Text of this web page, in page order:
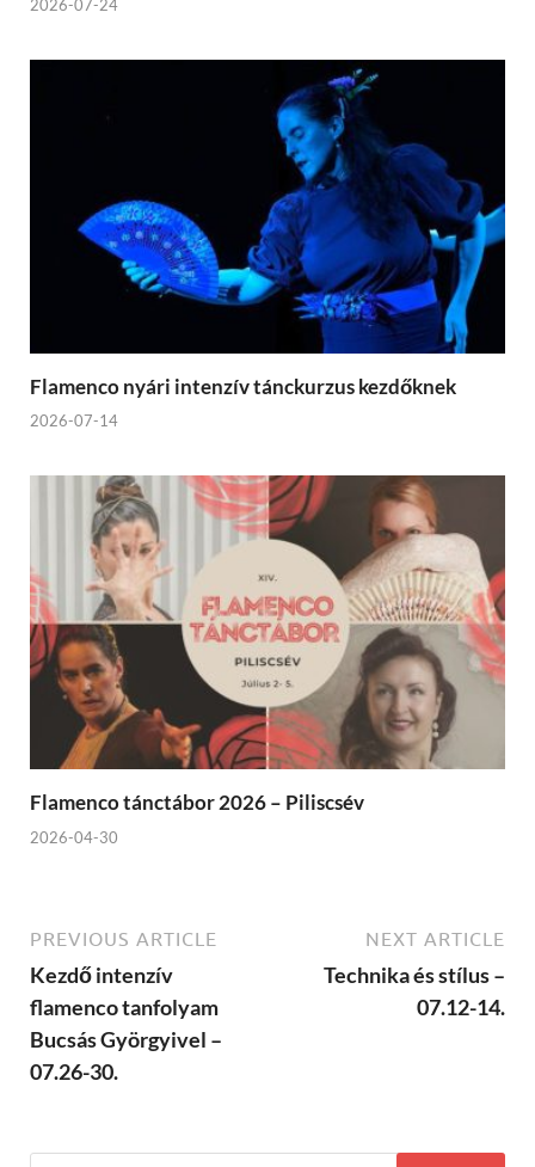
2026-07-24
Flamenco nyári intenzív tánckurzus kezdőknek
2026-07-14
Flamenco tánctábor 2026 – Piliscsév
2026-04-30
PREVIOUS ARTICLE
Kezdő intenzív
flamenco tanfolyam
Bucsás Györgyivel –
07.26-30.
NEXT ARTICLE
Technika és stílus –
07.12-14.